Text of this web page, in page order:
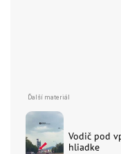
Vodič pod
hliadke